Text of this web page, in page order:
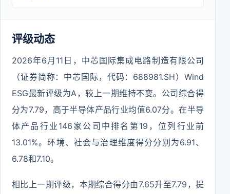
评级动态
2026年6月11日，中芯国际集成电路制造有限公司
（证券简称：中芯国际，代码：688981.SH）Wind
ESG最新评级为A，较上一期维持不变。公司综合得
分为7.79，高于半导体产品行业均值6.07分。在半导
体产品行业146家公司中排名第19，位列行业前
13.01%。环境、社会与治理维度得分分别为6.91、
6.78和7.10。
相比上一期评级，本期综合得分由7.65升至7.79，提